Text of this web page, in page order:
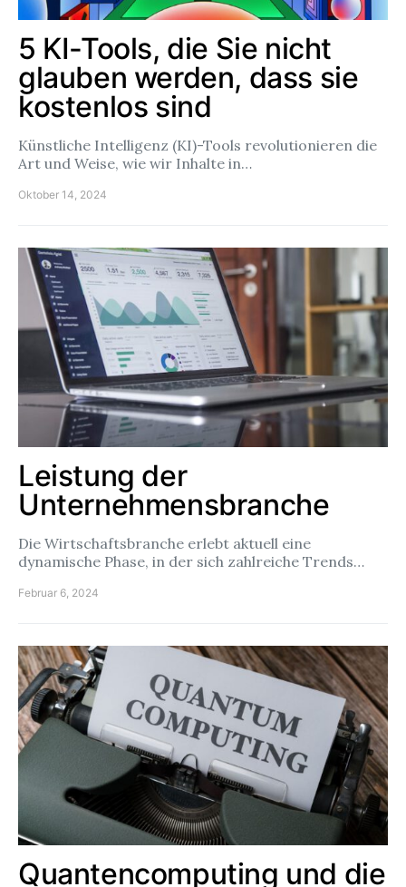
5 KI-Tools, die Sie nicht
glauben werden, dass sie
kostenlos sind
Künstliche Intelligenz (KI)-Tools revolutionieren die
Art und Weise, wie wir Inhalte in…
Oktober 14, 2024
Leistung der
Unternehmensbranche
Die Wirtschaftsbranche erlebt aktuell eine
dynamische Phase, in der sich zahlreiche Trends…
Februar 6, 2024
Quantencomputing und die